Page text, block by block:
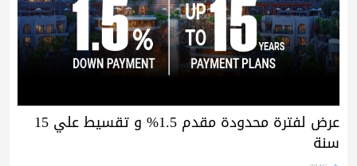
عرض لفترة محدودة مقدم 1.5% و تقسيط علي 15
سنة